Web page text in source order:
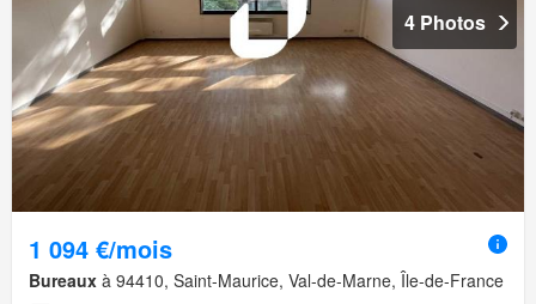
4 Photos
1 094 €/mois
Bureaux à 94410, Saint-Maurice, Val-de-Marne, Île-de-France